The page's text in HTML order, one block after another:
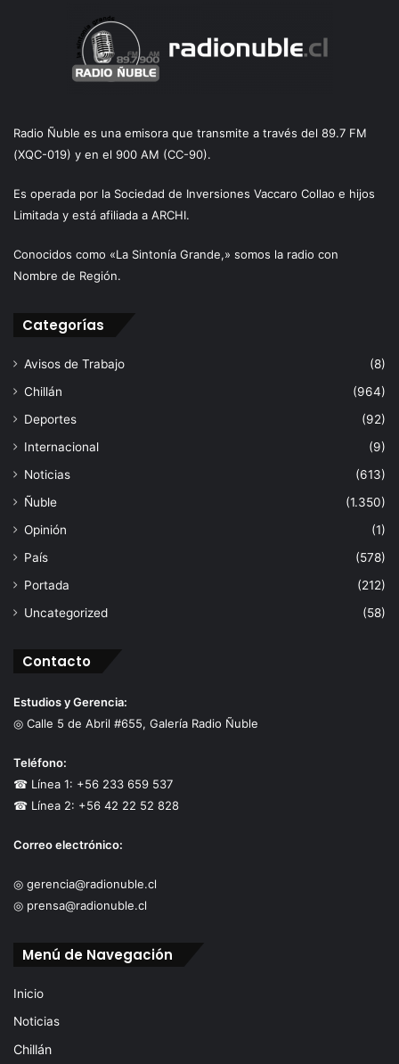
Radio Ñuble es una emisora que transmite a través del 89.7 FM
(XQC-019) y en el 900 AM (CC-90).
Es operada por la Sociedad de Inversiones Vaccaro Collao e hijos
Limitada y está afiliada a ARCHI.
Conocidos como «La Sintonía Grande,» somos la radio con
Nombre de Región.
Categorías
Avisos de Trabajo
(8)
Chillán
(964)
Deportes
(92)
Internacional
(9)
Noticias
(613)
Ñuble
(1.350)
Opinión
(1)
País
(578)
Portada
(212)
Uncategorized
(58)
Contacto
Estudios y Gerencia:
◎ Calle 5 de Abril #655, Galería Radio Ñuble
Teléfono:
☎ Línea 1: +56 233 659 537
☎ Línea 2: +56 42 22 52 828
Correo electrónico:
◎ gerencia@radionuble.cl
◎ prensa@radionuble.cl
Menú de Navegación
Inicio
Noticias
Chillán